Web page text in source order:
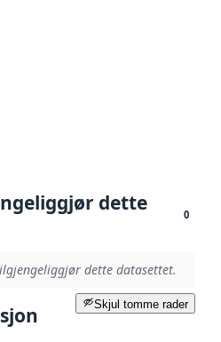
dette
0
dette datasettet.
Skjul tomme rader